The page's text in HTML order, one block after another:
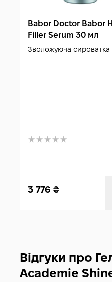
Babor Doctor Babor
Filler Serum 30 мл
Зволожуюча сироватка
3 776 ₴
Відгуки про
Academie